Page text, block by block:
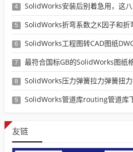
4 SolidWorks安装后别着急用，这八个重要
5 SolidWorks折弯系数之K因子和折
6 SolidWorks工程图转CAD图纸DWG格式映射
7 最符合国标GB的SolidWorks图纸格式
8 SolidWorks压力弹簧拉力弹簧扭力弹簧
9 SolidWorks管道库routing管道库
友链